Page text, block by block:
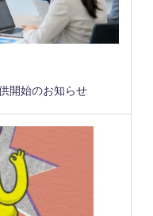
開始のお知らせ